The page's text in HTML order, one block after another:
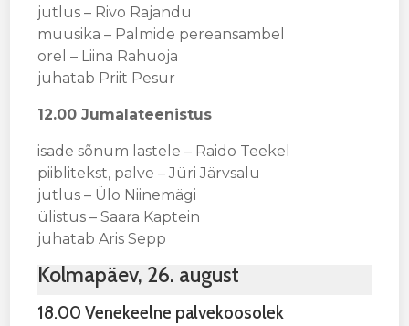
jutlus – Rivo Rajandu
muusika – Palmide pereansambel
orel – Liina Rahuoja
juhatab Priit Pesur
12.00 Jumalateenistus
isade sõnum lastele – Raido Teekel
piiblitekst, palve – Jüri Järvsalu
jutlus – Ülo Niinemägi
ülistus – Saara Kaptein
juhatab Aris Sepp
Kolmapäev, 26. august
18.00 Venekeelne palvekoosolek